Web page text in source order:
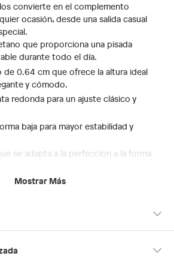
convierte en el complemento
ocasión, desde una salida casual
que proporciona una pisada
durante todo el día.
de 0.64 cm que ofrece la altura ideal
y cómodo.
redonda para un ajuste clásico y
baja para mayor estabilidad y
se adapta a la perfección a la forma
perfecta de moda y confort
tiempo, brindándote estilo y
Descubre la diferencia que
Mostrar Más